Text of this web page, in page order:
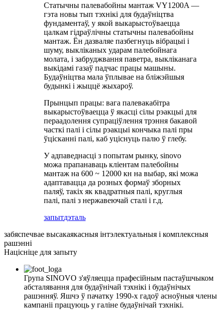
Статычны палевабойны мантаж VY1200A —
гэта новы тып тэхнікі для будаўніцтва
фундаментаў, у якой выкарыстоўваецца
цалкам гідраўлічны статычны палевабойны
мантаж. Ён дазваляе пазбегнуць вібрацыі і
шуму, выкліканых ударам палебойнага
молата, і забруджвання паветра, выкліканага
выкідамі газаў падчас працы машыны.
Будаўніцтва мала ўплывае на бліжэйшыя
будынкі і жыццё жыхароў.
Прынцып працы: вага палевакабітра
выкарыстоўваецца ў якасці сілы рэакцыі для
пераадолення супраціўлення трэння бакавой
часткі палі і сілы рэакцыі кончыка палі пры
ўцісканні палі, каб уціснуць палю ў глебу.
У адпаведнасці з попытам рынку, sinovo
можа прапанаваць кліентам палебойны
мантаж на 600 ~ 12000 кн на выбар, які можа
адаптавацца да розных формаў зборных
паляў, такіх як квадратныя палі, круглыя ​​
палі, палі з нержавеючай сталі і г.д.
запытдэталь
забяспечвае высакаякасныя інтэлектуальныя і комплексныя
рашэнні
Націсніце для запыту
Група SINOVO з'яўляецца прафесійным пастаўшчыком
абсталявання для будаўнічай тэхнікі і будаўнічых
рашэнняў. Яшчэ ў пачатку 1990-х гадоў асноўныя члены
кампаніі працуюць у галіне будаўнічай тэхнікі.